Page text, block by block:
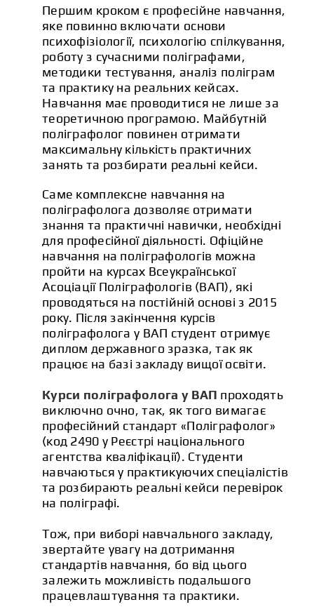
Першим кроком є професійне навчання,
яке повинно включати основи
психофізіології, психологію спілкування,
роботу з сучасними поліграфами,
методики тестування, аналіз поліграм
та практику на реальних кейсах.
Навчання має проводитися не лише за
теоретичною програмою. Майбутній
поліграфолог повинен отримати
максимальну кількість практичних
занять та розбирати реальні кейси.
Саме комплексне навчання на
поліграфолога дозволяє отримати
знання та практичні навички, необхідні
для професійної діяльності. Офіційне
навчання на поліграфологів можна
пройти на курсах Всеукраїнської
Асоціації Поліграфологів (ВАП), які
проводяться на постійній основі з 2015
року. Після закінчення курсів
поліграфолога у ВАП студент отримує
диплом державного зразка, так як
працює на базі закладу вищої освіти.
Курси поліграфолога у ВАП проходять
виключно очно, так, як того вимагає
професійний стандарт «Поліграфолог»
(код 2490 у Реєстрі національного
агентства кваліфікації). Студенти
навчаються у практикуючих спеціалістів
та розбирають реальні кейси перевірок
на поліграфі.
Тож, при виборі навчального закладу,
звертайте увагу на дотримання
стандартів навчання, бо від цього
залежить можливість подальшого
працевлаштування та практики.